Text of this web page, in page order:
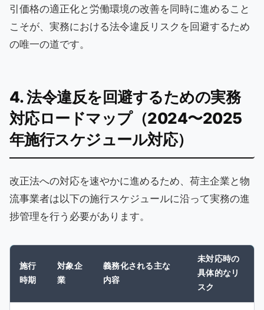
引価格の適正化と労働環境の改善を同時に進めること
こそが、実務における法令違反リスクを回避するため
の唯一の道です。
4. 法令違反を回避するための実務
対応ロードマップ（2024〜2025
年施行スケジュール対応）
改正法への対応を速やかに進めるため、荷主企業と物
流事業者は以下の施行スケジュールに沿って実務の進
捗管理を行う必要があります。
施行
時期
対象企
業
義務化される主な
内容
未対応時の
具体的なリ
スク